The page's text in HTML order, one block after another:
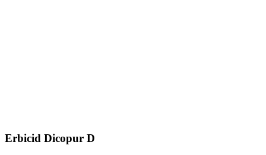
Erbicid Dicopur D